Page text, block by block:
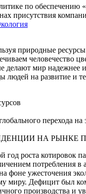
по обеспечению
присутствия
природные
человечество
делают мир надежнее
людей на развитие и
перехода на
НА РЫНКЕ
год роста котировок
потребления в
фоне ужесточения
миру. Дефицит был
производства и